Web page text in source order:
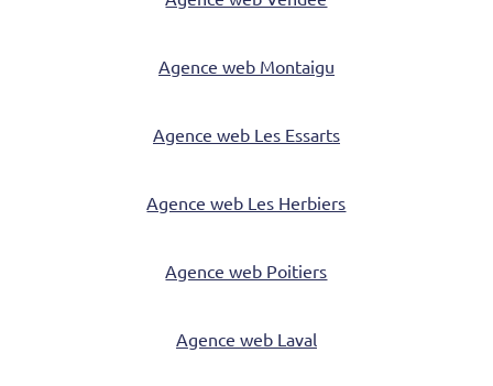
Agence web Montaigu
Agence web Les Essarts
Agence web Les Herbiers
Agence web Poitiers
Agence web Laval